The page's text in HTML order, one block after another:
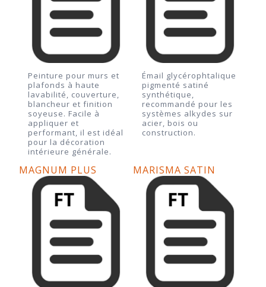
Peinture pour murs et
plafonds à haute
lavabilité, couverture,
blancheur et finition
soyeuse. Facile à
appliquer et
performant, il est idéal
pour la décoration
intérieure générale.
Émail glycérophtalique
pigmenté satiné
synthétique,
recommandé pour les
systèmes alkydes sur
acier, bois ou
construction.
MAGNUM PLUS MARISMA SATIN